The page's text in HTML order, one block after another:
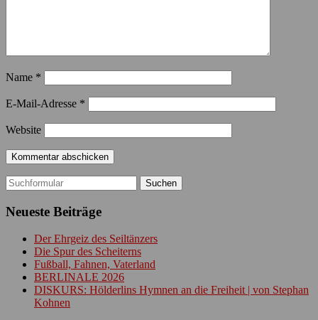
Name *
E-Mail-Adresse *
Website
Suchen
nach:
Neueste Beiträge
Der Ehrgeiz des Seiltänzers
Die Spur des Scheiterns
Fußball, Fahnen, Vaterland
BERLINALE 2026
DISKURS: Hölderlins Hymnen an die Freiheit | von Stephan
Kohnen